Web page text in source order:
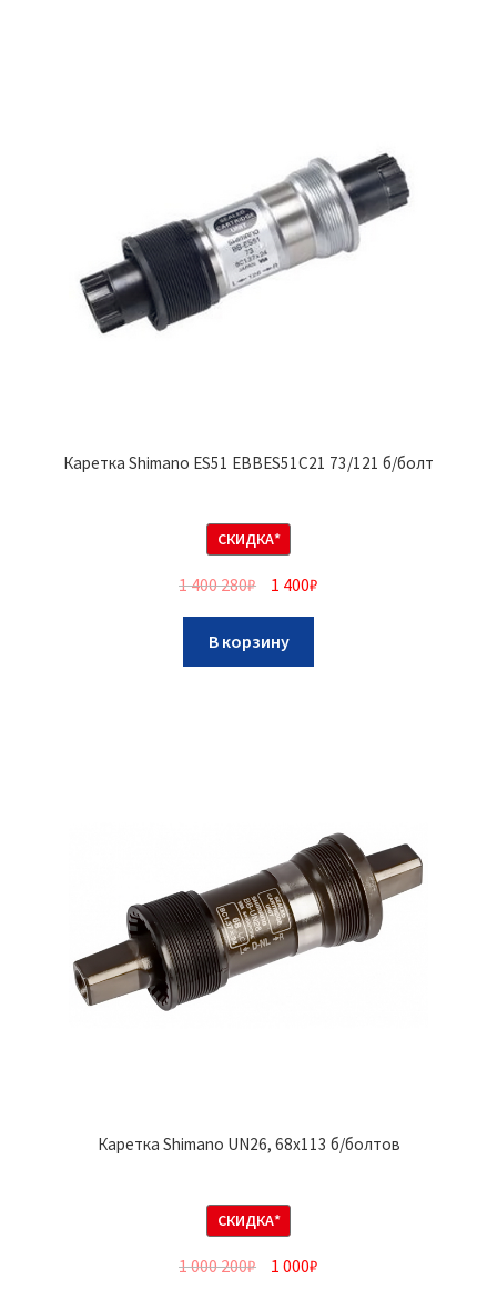
Каретка Shimano ES51 EBBES51C21 73/121 б/болт
СКИДКА*
1 400 280₽ 1 400₽
В корзину
Каретка Shimano UN26, 68х113 б/болтов
СКИДКА*
1 000 200₽ 1 000₽